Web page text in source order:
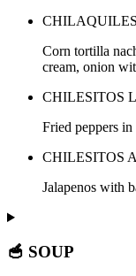
Corn tortilla
cream, onion
CHILESITOS
Fried peppers
CHILESITOS
Jalapenos with
🥣 SOUP